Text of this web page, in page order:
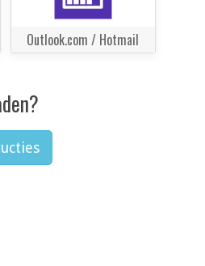
Outlook.com / Hotmail